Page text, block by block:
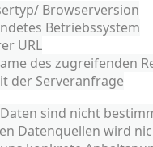
Browserversion
Betriebssystem
URL
des zugreifenden
der Serveranfrage
sind nicht
Datenquellen wird